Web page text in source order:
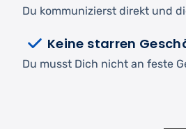
Du kommunizierst direkt und
Keine starren
Du musst Dich nicht an feste